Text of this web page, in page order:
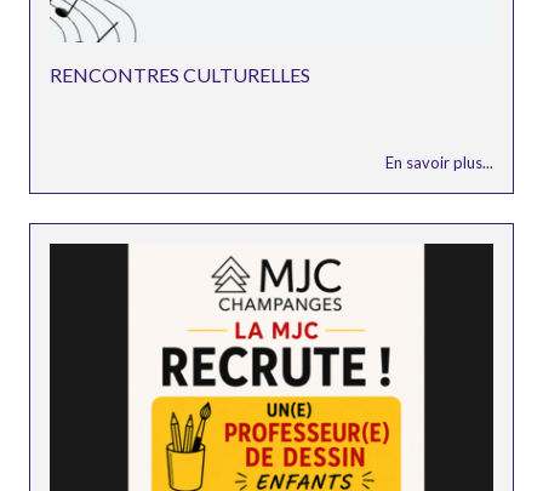
RENCONTRES CULTURELLES
En savoir plus...